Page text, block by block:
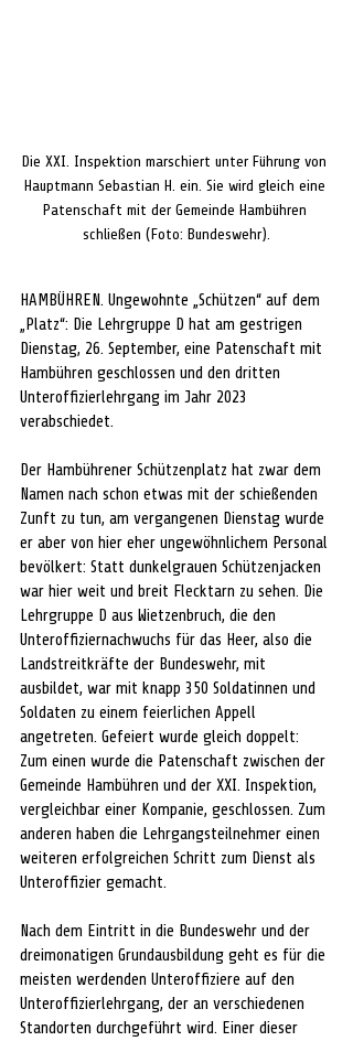
Die XXI. Inspektion marschiert unter Führung von
Hauptmann Sebastian H. ein. Sie wird gleich eine
Patenschaft mit der Gemeinde Hambühren
schließen (Foto: Bundeswehr).
HAMBÜHREN. Ungewohnte „Schützen“ auf dem
„Platz“: Die Lehrgruppe D hat am gestrigen
Dienstag, 26. September, eine Patenschaft mit
Hambühren geschlossen und den dritten
Unteroffizierlehrgang im Jahr 2023
verabschiedet.
Der Hambührener Schützenplatz hat zwar dem
Namen nach schon etwas mit der schießenden
Zunft zu tun, am vergangenen Dienstag wurde
er aber von hier eher ungewöhnlichem Personal
bevölkert: Statt dunkelgrauen Schützenjacken
war hier weit und breit Flecktarn zu sehen. Die
Lehrgruppe D aus Wietzenbruch, die den
Unteroffiziernachwuchs für das Heer, also die
Landstreitkräfte der Bundeswehr, mit
ausbildet, war mit knapp 350 Soldatinnen und
Soldaten zu einem feierlichen Appell
angetreten. Gefeiert wurde gleich doppelt:
Zum einen wurde die Patenschaft zwischen der
Gemeinde Hambühren und der XXI. Inspektion,
vergleichbar einer Kompanie, geschlossen. Zum
anderen haben die Lehrgangsteilnehmer einen
weiteren erfolgreichen Schritt zum Dienst als
Unteroffizier gemacht.
Nach dem Eintritt in die Bundeswehr und der
dreimonatigen Grundausbildung geht es für die
meisten werdenden Unteroffiziere auf den
Unteroffizierlehrgang, der an verschiedenen
Standorten durchgeführt wird. Einer dieser